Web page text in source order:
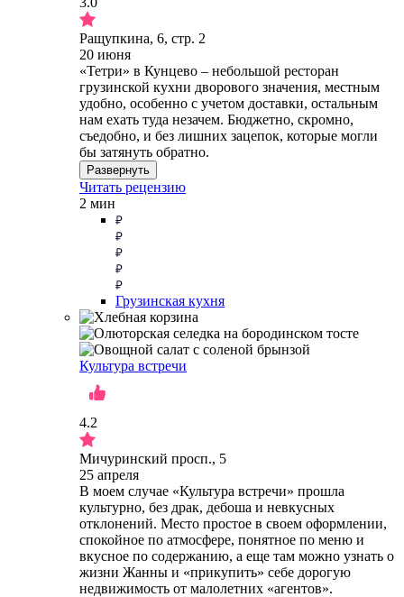
Ращупкина, 6, стр. 2
20 июня
«Тетри» в Кунцево – небольшой ресторан
грузинской кухни дворового значения, местным
удобно, особенно с учетом доставки, остальным
нам ехать туда незачем. Бюджетно, скромно,
съедобно, и без лишних зацепок, которые могли
бы затянуть обратно.
Развернуть
Читать рецензию
2 мин
Грузинская кухня
Культура встречи
4.2
Мичуринский просп., 5
25 апреля
В моем случае «Культура встречи» прошла
культурно, без драк, дебоша и невкусных
отклонений. Место простое в своем оформлении,
спокойное по атмосфере, понятное по меню и
вкусное по содержанию, а еще там можно узнать о
жизни Жанны и «прикупить» себе дорогую
недвижимость от малолетних «агентов».